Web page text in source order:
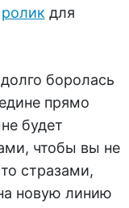
роликдля
боролась
прямо
будет
чтобы вы не
стразами,
новую линию